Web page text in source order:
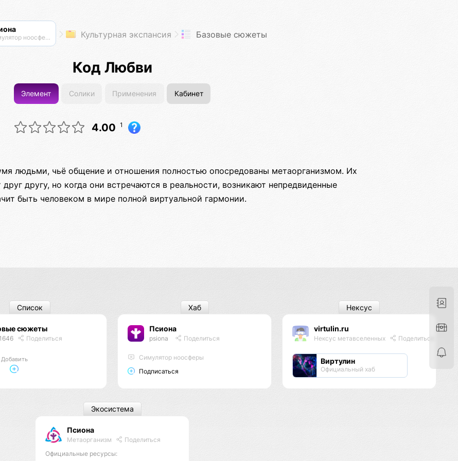
Cимулятор ноосферы Культурная экспансия Базовые сюжеты
Код Любви
Элемент Солики Применения Кабинет
4.00 1
людьми, чьё общение и отношения полностью опосредованы метаорганизмом. Их
другу, но когда они встречаются в реальности, возникают непредвиденные
быть человеком в мире полной виртуальной гармонии.
сюжеты
Поделиться
Добавить
Список
Псиона
psiona Поделиться
Cимулятор ноосферы
Подписаться
Хаб
virtulin.ru
Нексус метавселенных Поделиться
Виртулин
Официальный хаб
Нексус
Псиона
Метаорганизм
Поделиться
Официальные ресурсы:
Экосистема